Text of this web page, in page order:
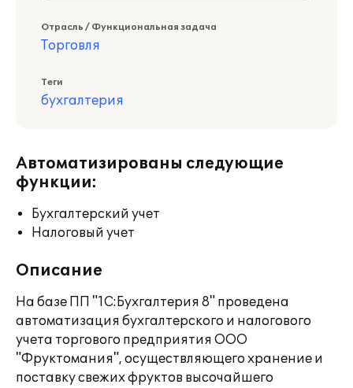
Отрасль / Функциональная задача
Торговля
Теги
бухгалтерия
Автоматизированы следующие
функции:
Бухгалтерский учет
Налоговый учет
Описание
На базе ПП "1С:Бухгалтерия 8" проведена
автоматизация бухгалтерского и налогового
учета торгового предприятия ООО
"Фруктомания", осуществляющего хранение и
поставку свежих фруктов высочайшего